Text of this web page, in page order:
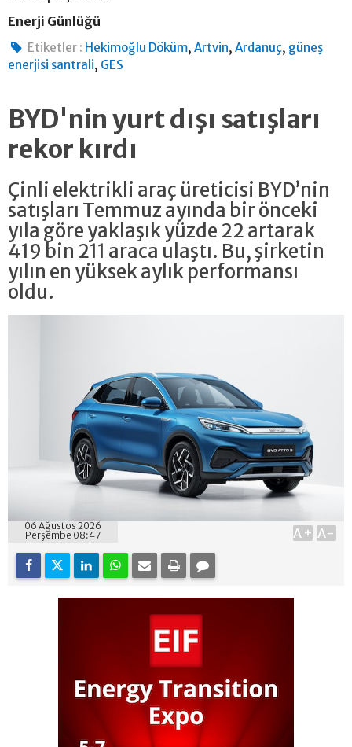
Enerji Günlüğü
Etiketler : Hekimoğlu Döküm,Artvin,Ardanuç, güneş
enerjisi santrali, GES
BYD'nin yurt dışı satışları
rekor kırdı
Çinli elektrikli araç üreticisi BYD’nin
satışları Temmuz ayında bir önceki
yıla göre yaklaşık yüzde 22 artarak
419 bin 211 araca ulaştı. Bu, şirketin
yılın en yüksek aylık performansı
oldu.
06 Ağustos 2026
Perşembe 08:47
A+ A-